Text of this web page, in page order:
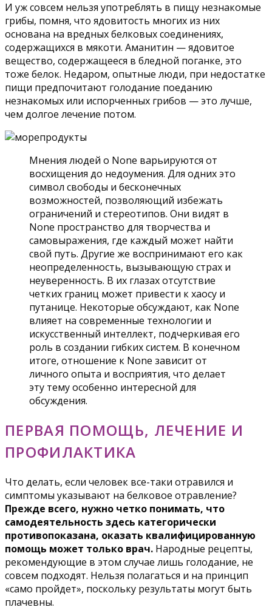
И уж совсем нельзя употреблять в пищу незнакомые
грибы, помня, что ядовитость многих из них
основана на вредных белковых соединениях,
содержащихся в мякоти. Аманитин — ядовитое
вещество, содержащееся в бледной поганке, это
тоже белок. Недаром, опытные люди, при недостатке
пищи предпочитают голодание поеданию
незнакомых или испорченных грибов — это лучше,
чем долгое лечение потом.
Мнения людей о None варьируются от
восхищения до недоумения. Для одних это
символ свободы и бесконечных
возможностей, позволяющий избежать
ограничений и стереотипов. Они видят в
None пространство для творчества и
самовыражения, где каждый может найти
свой путь. Другие же воспринимают его как
неопределенность, вызывающую страх и
неуверенность. В их глазах отсутствие
четких границ может привести к хаосу и
путанице. Некоторые обсуждают, как None
влияет на современные технологии и
искусственный интеллект, подчеркивая его
роль в создании гибких систем. В конечном
итоге, отношение к None зависит от
личного опыта и восприятия, что делает
эту тему особенно интересной для
обсуждения.
ПЕРВАЯ ПОМОЩЬ, ЛЕЧЕНИЕ И
ПРОФИЛАКТИКА
Что делать, если человек все-таки отравился и
симптомы указывают на белковое отравление?
Прежде всего, нужно четко понимать, что
самодеятельность здесь категорически
противопоказана, оказать квалифицированную
помощь может только врач. Народные рецепты,
рекомендующие в этом случае лишь голодание, не
совсем подходят. Нельзя полагаться и на принцип
«само пройдет», поскольку результаты могут быть
плачевны.